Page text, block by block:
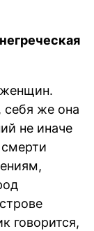
же она
не иначе
говорится,